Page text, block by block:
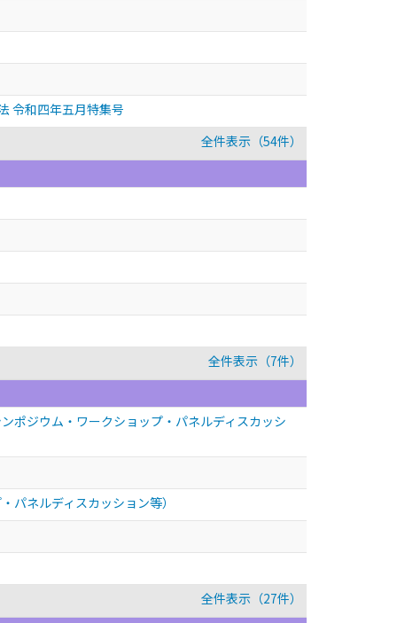
令和四年五月特集号
全件表示（54件）
全件表示（7件）
ンポジウム・ワークショップ・パネルディスカッシ
パネルディスカッション等）
全件表示（27件）